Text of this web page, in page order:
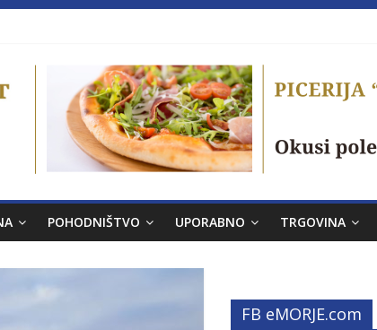
POHODNIŠTVO UPORABNO TRGOVINA
FB eMORJE.com